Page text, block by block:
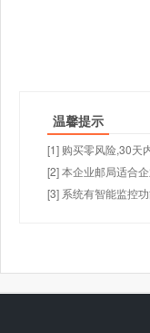
温馨提示
[1] 购买零风险,30天
[2] 本企业邮局适合
[3] 系统有智能监控